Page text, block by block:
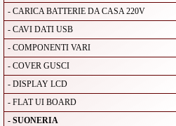
- CARICA BATTERIE DA CASA 220V
- CAVI DATI USB
- COMPONENTI VARI
- COVER GUSCI
- DISPLAY LCD
- FLAT UI BOARD
- SUONERIA